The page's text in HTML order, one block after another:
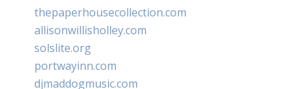
thepaperhousecollection.com
allisonwillisholley.com
solslite.org
portwayinn.com
djmaddogmusic.com